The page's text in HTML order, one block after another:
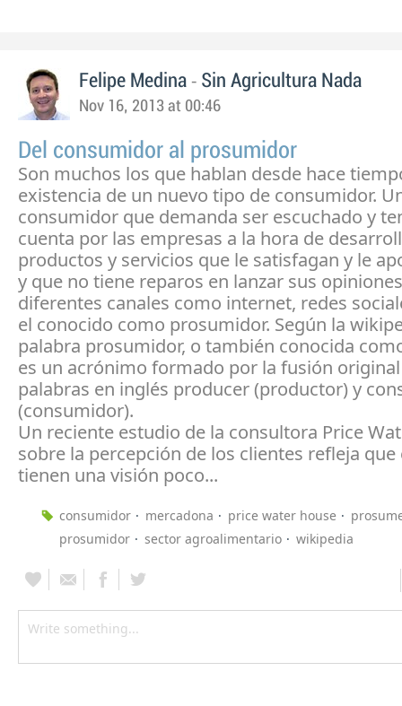
Felipe Medina - Sin Agricultura Nada
Nov 16, 2013 at 00:46
Del consumidor al prosumidor
Son muchos los que hablan desde hace
existencia de un nuevo tipo de consumidor.
consumidor que demanda ser escuchado y
cuenta por las empresas a la hora de
productos y servicios que le satisfagan y le
y que no tiene reparos en lanzar sus
diferentes canales como internet, redes
el conocido como prosumidor. Según la
palabra prosumidor, o también conocida
es un acrónimo formado por la fusión
palabras en inglés producer (productor) y
(consumidor).
Un reciente estudio de la consultora Price
sobre la percepción de los clientes refleja que
tienen una visión poco...
consumidor mercadona price water house
prosumidor
sector agroalimentario wikipedia